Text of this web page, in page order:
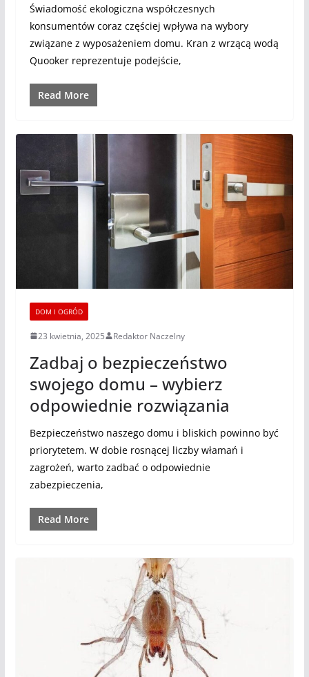
Świadomość ekologiczna współczesnych
konsumentów coraz częściej wpływa na wybory
związane z wyposażeniem domu. Kran z wrzącą wodą
Quooker reprezentuje podejście,
Read More
DOM I OGRÓD
23 kwietnia, 2025 Redaktor Naczelny
Zadbaj o bezpieczeństwo
swojego domu – wybierz
odpowiednie rozwiązania
Bezpieczeństwo naszego domu i bliskich powinno być
priorytetem. W dobie rosnącej liczby włamań i
zagrożeń, warto zadbać o odpowiednie
zabezpieczenia,
Read More